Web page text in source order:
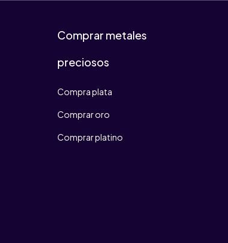
Comprar metales
preciosos
Compra plata
Comprar oro
Comprar platino